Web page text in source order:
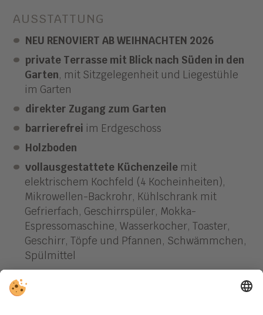
AUSSTATTUNG
NEU RENOVIERT AB WEIHNACHTEN 2026
private Terrasse mit Blick nach Süden in den
Garten, mit Sitzgelegenheit und Liegestühle
im Garten
direkter Zugang zum Garten
barrierefrei im Erdgeschoss
Holzboden
vollausgestattete Küchenzeile mit
elektrischem Kochfeld (4 Kocheinheiten),
Mikrowellen-Backrohr, Kühlschrank mit
Gefrierfach, Geschirrspüler, Mokka-
Espressomaschine, Wasserkocher, Toaster,
Geschirr, Töpfe und Pfannen, Schwämmchen,
Spülmittel
Getrenntes Schlafzimmer